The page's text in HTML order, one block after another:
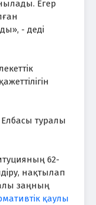
Егер
- деді
туралы
62-
нақтылап
заңның
қаулы